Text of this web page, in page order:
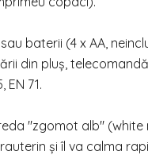
baterii (4 x AA,
din pluș,
EN 71.
"zgomot alb"
și îl va calma